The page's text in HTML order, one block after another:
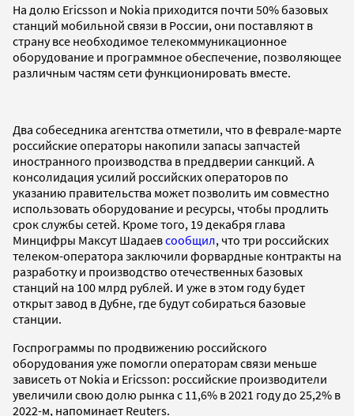
На долю Ericsson и Nokia приходится почти 50% базовых
станций мобильной связи в России, они поставляют в
страну все необходимое телекоммуникационное
оборудование и программное обеспечение, позволяющее
различным частям сети функционировать вместе.
Два собеседника агентства отметили, что в феврале-марте
российские операторы накопили запасы запчастей
иностранного производства в преддверии санкций. А
консолидация усилий российских операторов по
указанию правительства может позволить им совместно
использовать оборудование и ресурсы, чтобы продлить
срок службы сетей. Кроме того, 19 декабря глава
Минцифры Максут Шадаевсообщил, что три российских
телеком-оператора заключили форвардные контракты на
разработку и производство отечественных базовых
станций на 100 млрд рублей. И уже в этом году будет
открыт завод в Дубне, где будут собираться базовые
станции.
Госпрограммы по продвижению российского
оборудования уже помогли операторам связи меньше
зависеть от Nokia и Ericsson: российские производители
увеличили свою долю рынка с 11,6% в 2021 году до 25,2% в
2022-м, напоминает Reuters.